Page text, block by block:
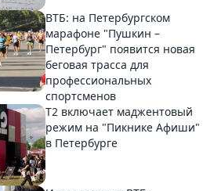
ВТБ: на Петербургском
марафоне "Пушкин –
Петербург" появится новая
беговая трасса для
профессиональных
спортсменов
Т2 включает маджентовый
режим на "Пикнике Афиши"
в Петербурге